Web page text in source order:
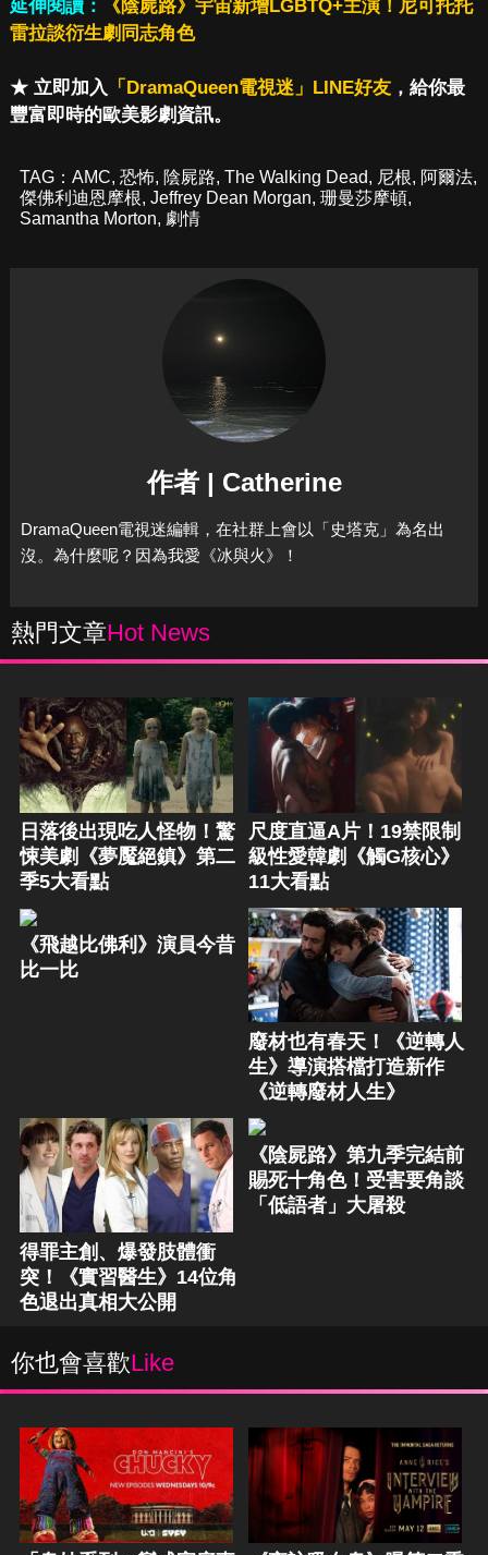
延伸閱讀：
《陰屍路》宇宙新增LGBTQ+主演！尼可托托
雷拉談衍生劇同志角色
★ 立即加入 「DramaQueen電視迷」LINE好友，給你最
豐富即時的歐美影劇資訊。
TAG： AMC, 恐怖, 陰屍路, The Walking Dead, 尼根, 阿爾法,
傑佛利迪恩摩根, Jeffrey Dean Morgan, 珊曼莎摩頓,
Samantha Morton, 劇情
作者 | Catherine
DramaQueen電視迷編輯，在社群上會以「史塔克」為名出
沒。為什麼呢？因為我愛《冰與火》！
熱門文章Hot News
日落後出現吃人怪物！驚
悚美劇《夢魘絕鎮》第二
季5大看點
尺度直逼A片！19禁限制
級性愛韓劇《觸G核心》
11大看點
《飛越比佛利》演員今昔
比一比
廢材也有春天！《逆轉人
生》導演搭檔打造新作
《逆轉廢材人生》
得罪主創、爆發肢體衝
突！《實習醫生》14位角
色退出真相大公開
《陰屍路》第九季完結前
賜死十角色！受害要角談
「低語者」大屠殺
你也會喜歡Like